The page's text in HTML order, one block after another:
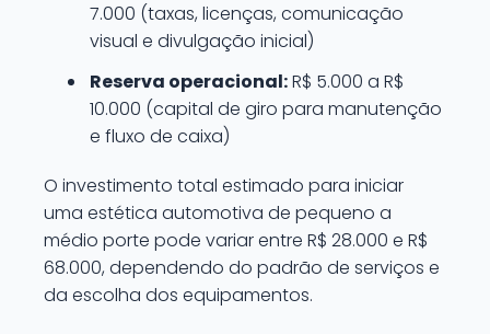
7.000 (taxas, licenças, comunicação
visual e divulgação inicial)
Reserva operacional:R$ 5.000 a R$
10.000 (capital de giro para manutenção
e fluxo de caixa)
O investimento total estimado para iniciar
uma estética automotiva de pequeno a
médio porte pode variar entre R$ 28.000 e R$
68.000, dependendo do padrão de serviços e
da escolha dos equipamentos.